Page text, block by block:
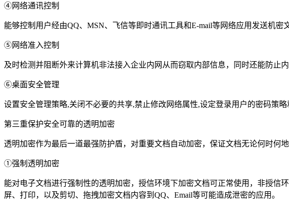
④网络通讯控制
能够控制用户经由QQ、MSN、飞信等即时通讯工具和E-mail等网络应用发送机
⑤网络准入控制
及时检测并阻断外来计算机非法接入企业内网从而窃取内部信息，同时还能防止
⑥桌面安全管理
设置安全管理策略,关闭不必要的共享,禁止修改网络属性,设定登录用户的密码策略
第三重保护安全可靠的透明加密
透明加密作为最后一道最强防护盾，对重要文档自动加密，保证文档无论何时何
①强制透明加密
能对电子文档进行强制性的透明加密，授信环境下加密文档可正常使用，非授
屏、打印，以及剪切、拖拽加密文档内容到QQ、Email等可能造成泄密的应用。